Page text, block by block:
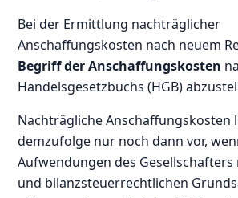
Bei der Ermittlung nachträglicher
Anschaffungskosten nach neuem
Begriff der Anschaffungskosten
Handelsgesetzbuchs (HGB)
Nachträgliche Anschaffungskosten
demzufolge nur noch dann vor,
Aufwendungen des Gesellschafters
und bilanzsteuerrechtlichen